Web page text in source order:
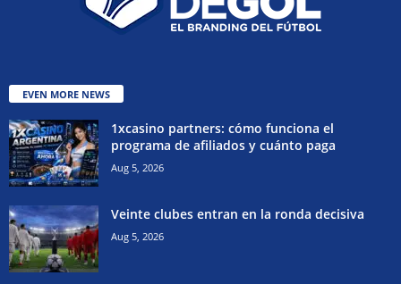
EVEN MORE NEWS
1xcasino partners: cómo funciona el
programa de afiliados y cuánto paga
Aug 5, 2026
Veinte clubes entran en la ronda decisiva
Aug 5, 2026